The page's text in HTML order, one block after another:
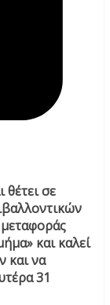
θέτει σε
και καλεί
και να
31